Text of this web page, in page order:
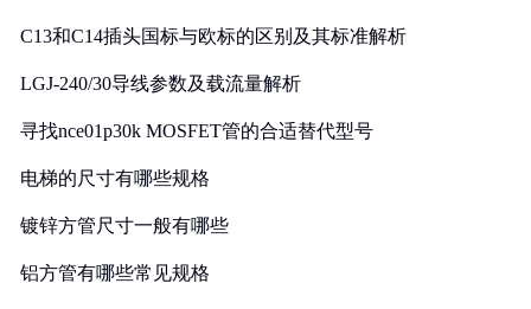
C13和C14插头国标与欧标的区别及其标准解析
LGJ-240/30导线参数及载流量解析
寻找nce01p30k MOSFET管的合适替代型号
电梯的尺寸有哪些规格
镀锌方管尺寸一般有哪些
铝方管有哪些常见规格